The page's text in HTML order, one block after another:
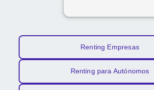
Renting Empresas
Renting para Autónomos